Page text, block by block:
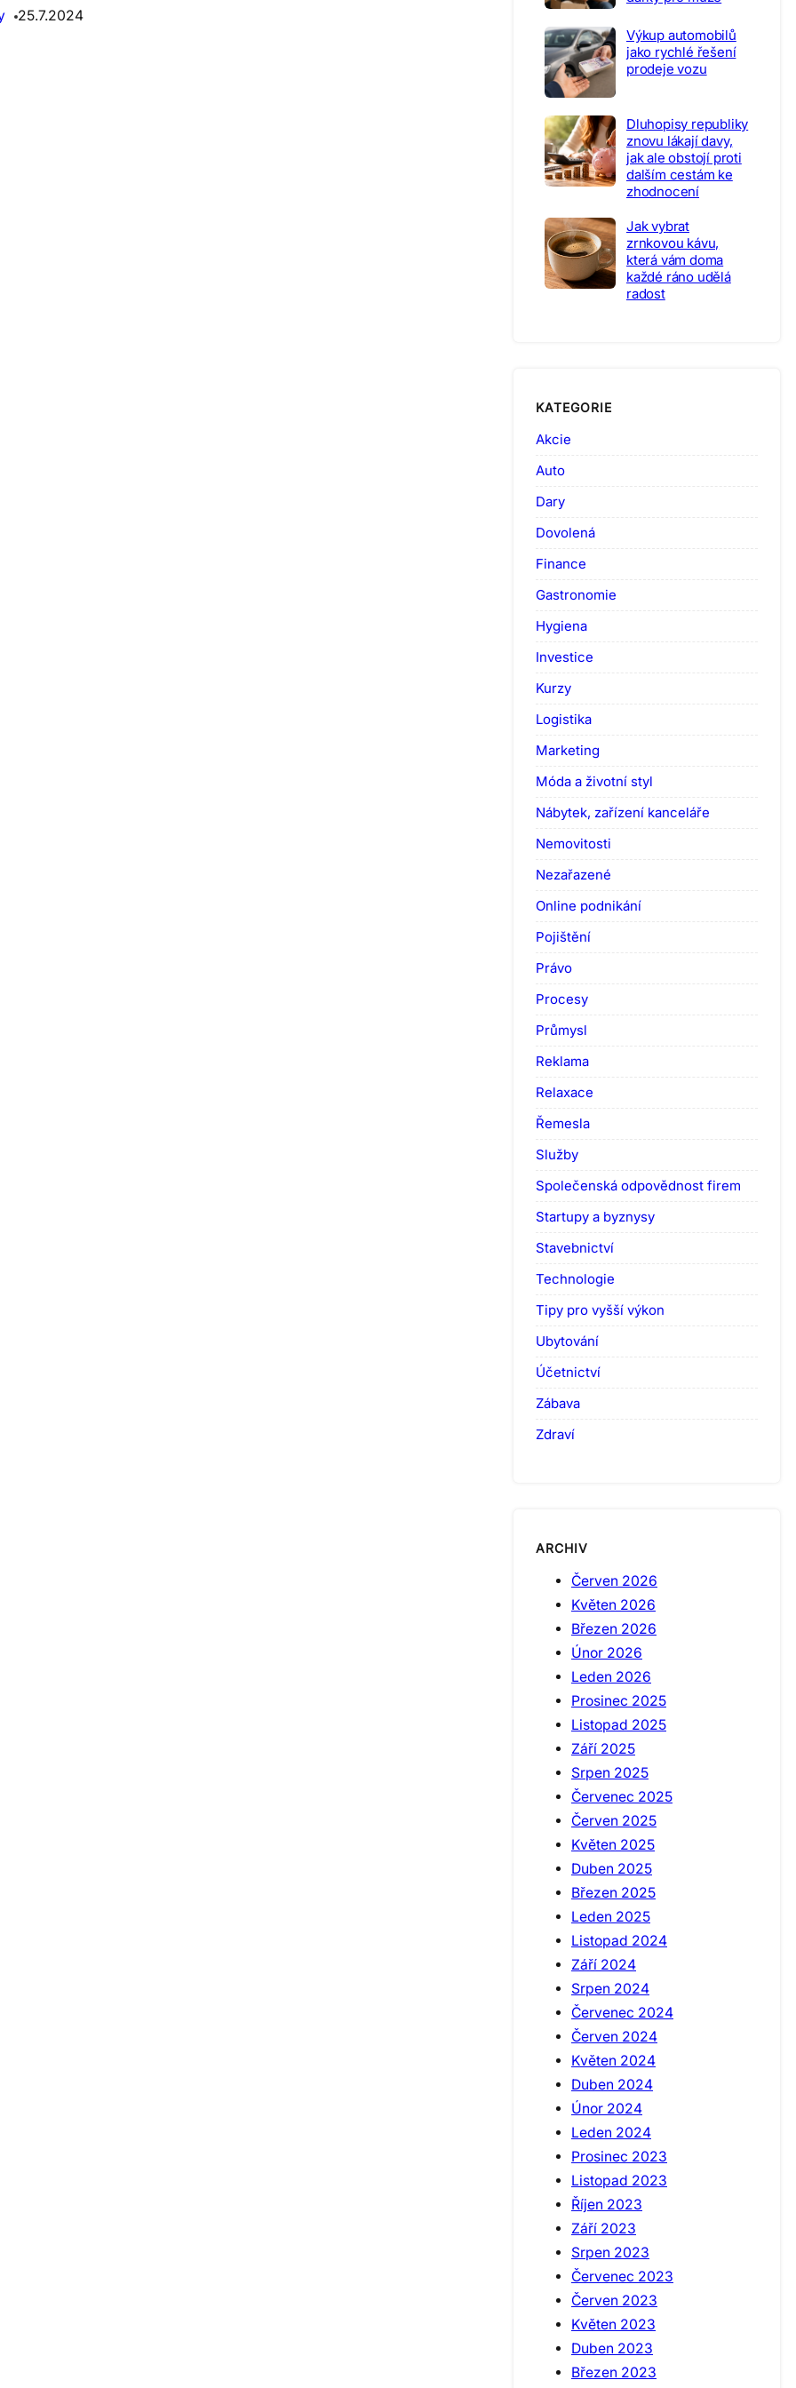
25.7.2024
Výkup automobilů
jako rychlé řešení
prodeje vozu
Dluhopisy republiky
znovu lákají davy,
jak ale obstojí proti
dalším cestám ke
zhodnocení
Jak vybrat
zrnkovou kávu,
která vám doma
každé ráno udělá
radost
KATEGORIE
Akcie
Auto
Dary
Dovolená
Finance
Gastronomie
Hygiena
Investice
Kurzy
Logistika
Marketing
Móda a životní styl
Nábytek, zařízení kanceláře
Nemovitosti
Nezařazené
Online podnikání
Pojištění
Právo
Procesy
Průmysl
Reklama
Relaxace
Řemesla
Služby
Společenská odpovědnost firem
Startupy a byznysy
Stavebnictví
Technologie
Tipy pro vyšší výkon
Ubytování
Účetnictví
Zábava
Zdraví
ARCHIV
Červen 2026
Květen 2026
Březen 2026
Únor 2026
Leden 2026
Prosinec 2025
Listopad 2025
Září 2025
Srpen 2025
Červenec 2025
Červen 2025
Květen 2025
Duben 2025
Březen 2025
Leden 2025
Listopad 2024
Září 2024
Srpen 2024
Červenec 2024
Červen 2024
Květen 2024
Duben 2024
Únor 2024
Leden 2024
Prosinec 2023
Listopad 2023
Říjen 2023
Září 2023
Srpen 2023
Červenec 2023
Červen 2023
Květen 2023
Duben 2023
Březen 2023